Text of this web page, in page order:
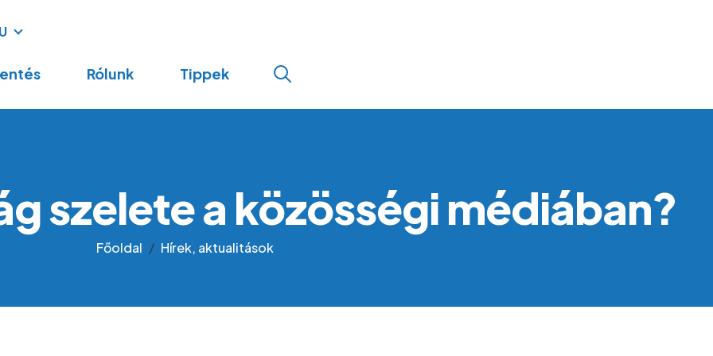
navigationRólunk Tippek
szelete a közösségi médiában?
Főoldal Hírek, aktualitások